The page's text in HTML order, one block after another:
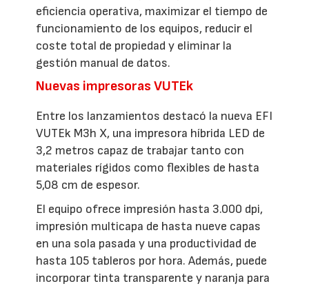
eficiencia operativa, maximizar el tiempo de
funcionamiento de los equipos, reducir el
coste total de propiedad y eliminar la
gestión manual de datos.
Nuevas impresoras VUTEk
Entre los lanzamientos destacó la nueva EFI
VUTEk M3h X, una impresora híbrida LED de
3,2 metros capaz de trabajar tanto con
materiales rígidos como flexibles de hasta
5,08 cm de espesor.
El equipo ofrece impresión hasta 3.000 dpi,
impresión multicapa de hasta nueve capas
en una sola pasada y una productividad de
hasta 105 tableros por hora. Además, puede
incorporar tinta transparente y naranja para